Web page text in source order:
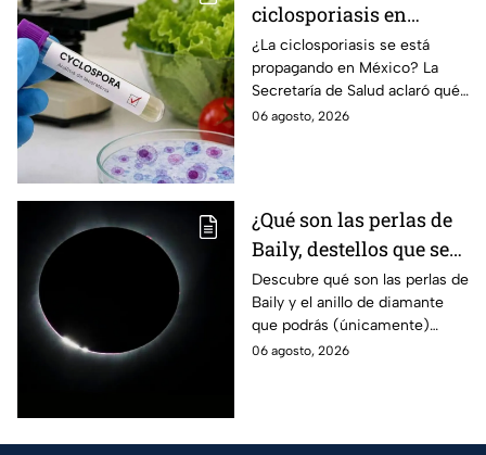
ciclosporiasis en
México? Salud rompe
el silencio tras 33 casos
detectados
¿La ciclosporiasis se está
propagando en México? La
Secretaría de Salud aclaró qué
ocurre tras la detección de 33
06 agosto, 2026
¿Qué son las perlas de
Baily, destellos que se
podrán ver
ÚNICAMENTE durante
el eclipse solar 2026 del
12 de agosto?
Descubre qué son las perlas de
Baily y el anillo de diamante
que podrás (únicamente)
observar durante el eclipse
06 agosto, 2026